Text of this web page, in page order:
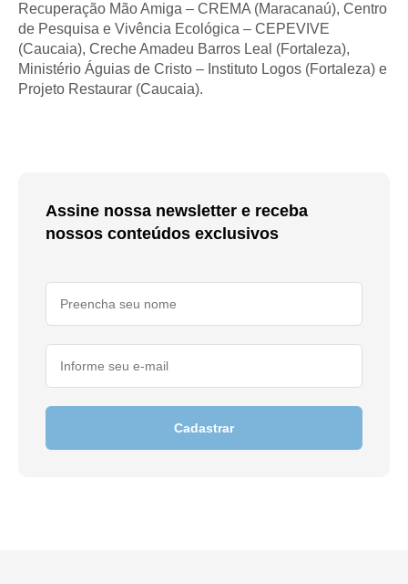
Recuperação Mão Amiga – CREMA (Maracanaú), Centro
de Pesquisa e Vivência Ecológica – CEPEVIVE
(Caucaia), Creche Amadeu Barros Leal (Fortaleza),
Ministério Águias de Cristo – Instituto Logos (Fortaleza) e
Projeto Restaurar (Caucaia).
Assine nossa newsletter e receba
nossos conteúdos exclusivos
Cadastrar